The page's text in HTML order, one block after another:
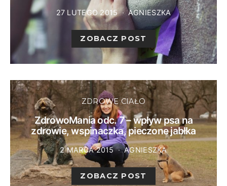
27 LUTEGO 2015 AGNIESZKA
ZOBACZ POST
ZDROWE CIAŁO
ZdrowoMania odc. 7 – wpływ psa na
zdrowie, wspinaczka, pieczone jabłka
2 MARCA 2015 AGNIESZKA
ZOBACZ POST